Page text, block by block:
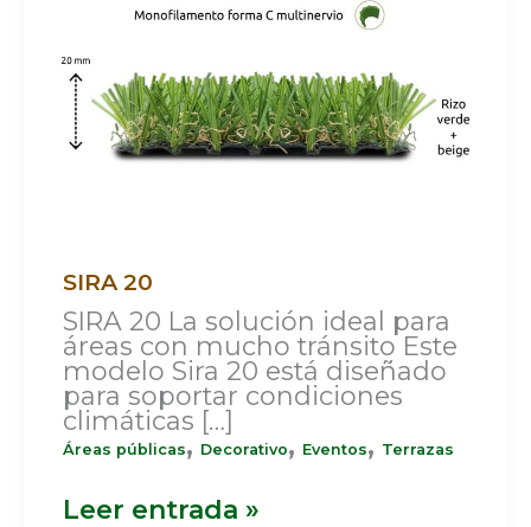
SIRA 20
SIRA 20 La solución ideal para
áreas con mucho tránsito Este
modelo Sira 20 está diseñado
para soportar condiciones
climáticas […]
Áreas públicas, Decorativo, Eventos, Terrazas
Leer entrada »